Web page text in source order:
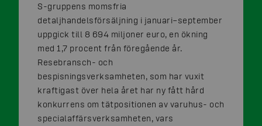
S-gruppens momsfria
detaljhandelsförsäljning i januari–september
uppgick till 8 694 miljoner euro, en ökning
med 1,7 procent från föregående år.
Resebransch- och
bespisningsverksamheten, som har vuxit
kraftigast över hela året har ny fått hård
konkurrens om tätpositionen av varuhus- och
specialaffärsverksamheten, vars